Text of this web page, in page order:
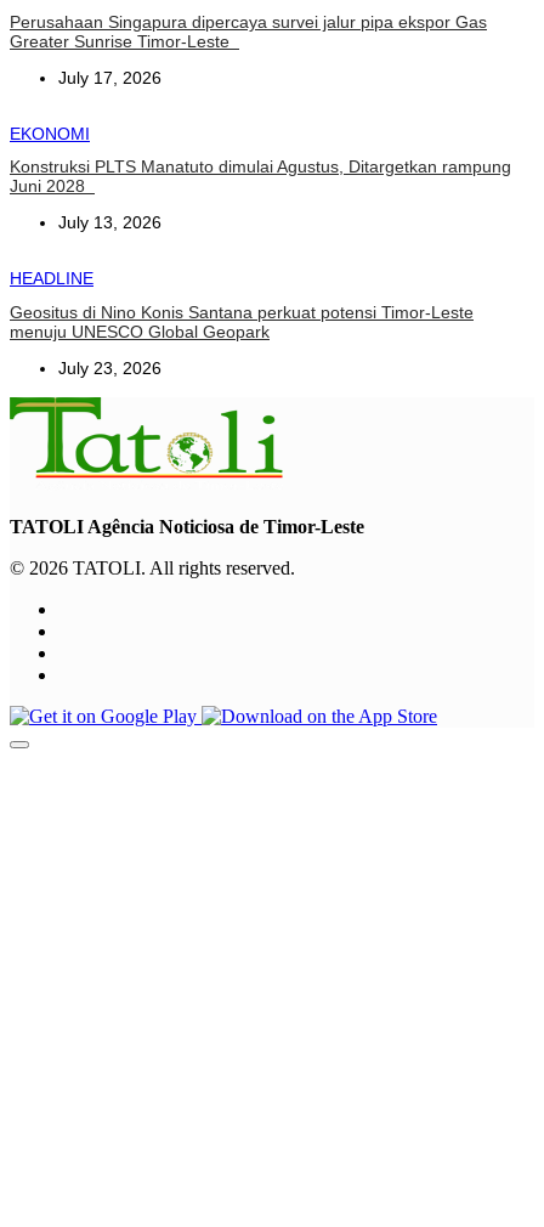
Perusahaan Singapura dipercaya survei jalur pipa ekspor Gas
Greater Sunrise Timor-Leste
July 17, 2026
EKONOMI
Konstruksi PLTS Manatuto dimulai Agustus, Ditargetkan rampung
Juni 2028
July 13, 2026
HEADLINE
Geositus di Nino Konis Santana perkuat potensi Timor-Leste
menuju UNESCO Global Geopark
July 23, 2026
TATOLI Agência Noticiosa de Timor-Leste
© 2026 TATOLI. All rights reserved.